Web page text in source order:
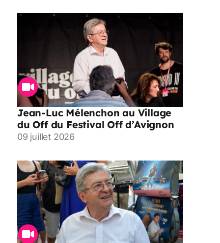
Jean-Luc Mélenchon au Village
du Off du Festival Off d’Avignon
09 juillet 2026